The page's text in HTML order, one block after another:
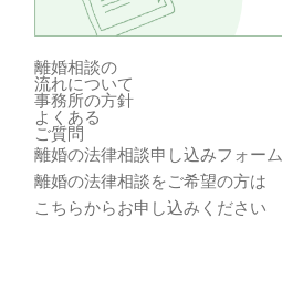
離婚相談の
流れについて
事務所の方針
よくある
ご質問
離婚の法律相談申し込みフォーム
離婚の法律相談をご希望の方は
こちらからお申し込みください